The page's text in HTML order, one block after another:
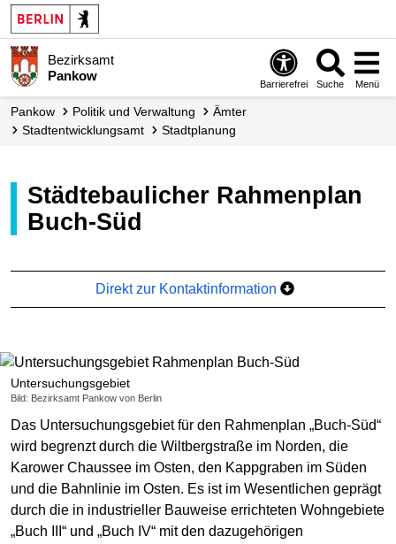
Bezirksamt
Pankow
Barrierefrei Suche Menü
Pankow Politik und Verwaltung
Ämter
Stadt­entwicklungs­amt
Stadtplanung
Städtebaulicher Rahmenplan
Buch-Süd
Direkt zur Kontaktinformation
Untersuchungsgebiet
Bild: Bezirksamt Pankow von Berlin
Das Untersuchungsgebiet für den Rahmenplan „Buch-Süd“
wird begrenzt durch die Wiltbergstraße im Norden, die
Karower Chaussee im Osten, den Kappgraben im Süden
und die Bahnlinie im Osten. Es ist im Wesentlichen geprägt
durch die in industrieller Bauweise errichteten Wohngebiete
„Buch III“ und „Buch IV“ mit den dazugehörigen